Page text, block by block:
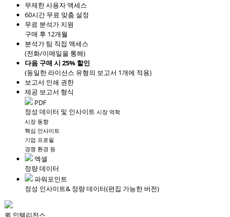
무제한 사용자 액세스
60시간 무료 맞춤 설정
무료 분석가 지원
구매 후 12개월
분석가 팀 직접 액세스
(전화/이메일을 통해)
다음 구매 시 25% 할인
(동일한 라이선스 유형의 보고서 1개에 적용)
보고서 인쇄 권한
제공 보고서 형식
PDF
정성 데이터 및 인사이트 시장 역학
시장 동향
핵심 인사이트
기업 프로필
경쟁 환경 등
엑셀
정량 데이터
파워포인트
정성 인사이트& 정량 데이터(편집 가능한 버전)
퀵 인텔리전스